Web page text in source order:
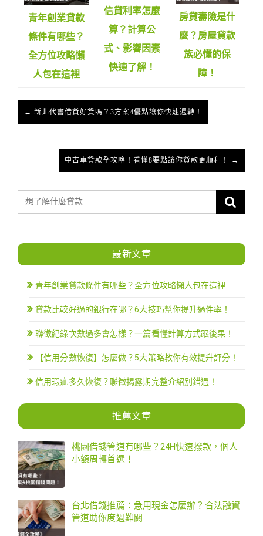
青年創業貸款
條件有哪些？
全方位攻略懶
人包在這裡
信貸利率怎麼
算？計算公
式、影響因素
快速了解！
房貸壽險是什
麼？房屋貸款
族必懂的保
障！
← 新北代書借貸好貸嗎？3方案4優點讓你快速週轉！
中古車貸款全攻略！看懂8要點讓你貸款更順利！ →
最新文章
青年創業貸款條件有哪些？全方位攻略懶人包在這裡
貸款比較好過的銀行在哪？6大技巧幫你提升過件率！
聯徵紀錄次數過多會怎樣？一篇看懂計算方式跟後果！
【信用分數恢復】怎麼做？5大策略教你有效提升評分！
信用瑕疵多久恢復？聯徵揭露期完整介紹別錯過！
推薦文章
桃園借錢管道有哪些？24H快速撥款，個人
小額周轉首選！
台北借錢推薦：急用現金怎麼辦？合法融資
管道助你度過難關